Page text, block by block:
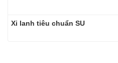
Xi lanh tiêu chuẩn SU